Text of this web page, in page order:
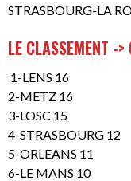
STRASBOURG-LA
LE CLASSEMENT ->
1-LENS 16
2-METZ 16
3-LOSC 15
4-STRASBOURG 12
5-ORLEANS 11
6-LE MANS 10